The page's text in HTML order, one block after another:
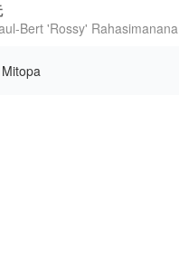
Bert 'Rossy' Rahasimanana
Mitopa